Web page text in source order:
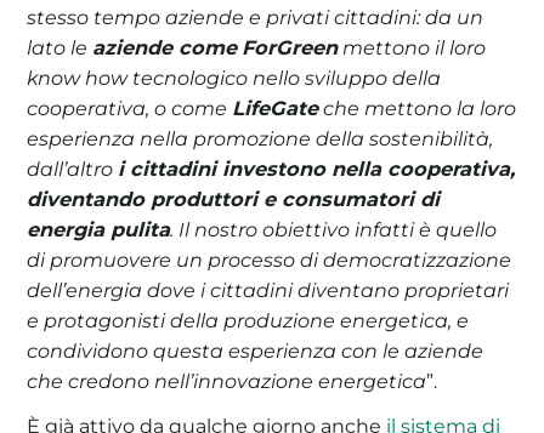
stesso tempo aziende e privati cittadini: da un
lato le aziende come ForGreenmettono il loro
know how tecnologico nello sviluppo della
cooperativa, o come LifeGateche mettono la loro
esperienza nella promozione della sostenibilità,
dall’altro i cittadini investono nella cooperativa,
diventando produttori e consumatori di
energia pulita. Il nostro obiettivo infatti è quello
di promuovere un processo di democratizzazione
dell’energia dove i cittadini diventano proprietari
e protagonisti della produzione energetica, e
condividono questa esperienza con le aziende
che credono nell’innovazione energetica”.
È già attivo da qualche giorno anche il sistema di